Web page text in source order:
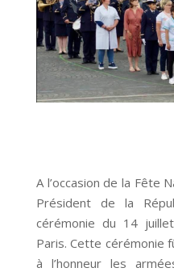
A l’occasion de la Fête
Président de la
cérémonie du 14
Paris. Cette cérémonie
à l’honneur les